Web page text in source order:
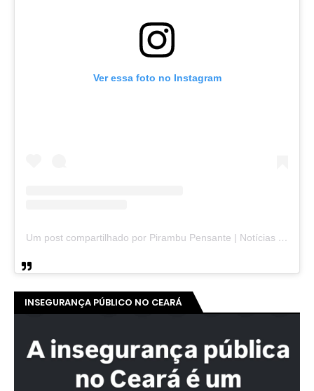
Ver essa foto no Instagram
Um post compartilhado por Pirambu Pensante | Notícias & Entretenimento (@pirambupensante)
INSEGURANÇA PÚBLICO NO CEARÁ